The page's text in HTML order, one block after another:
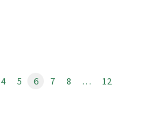
4 5 6 7 8 …
12